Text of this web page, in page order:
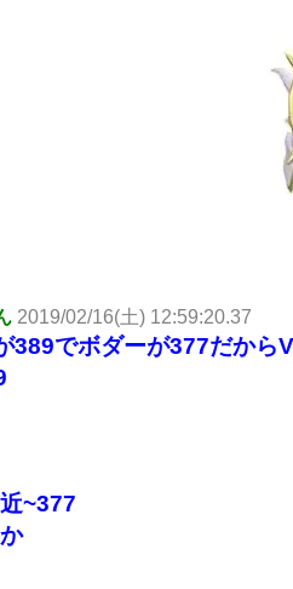
2019/02/16(土) 12:59:20.37
389でボダーが377だから
~377